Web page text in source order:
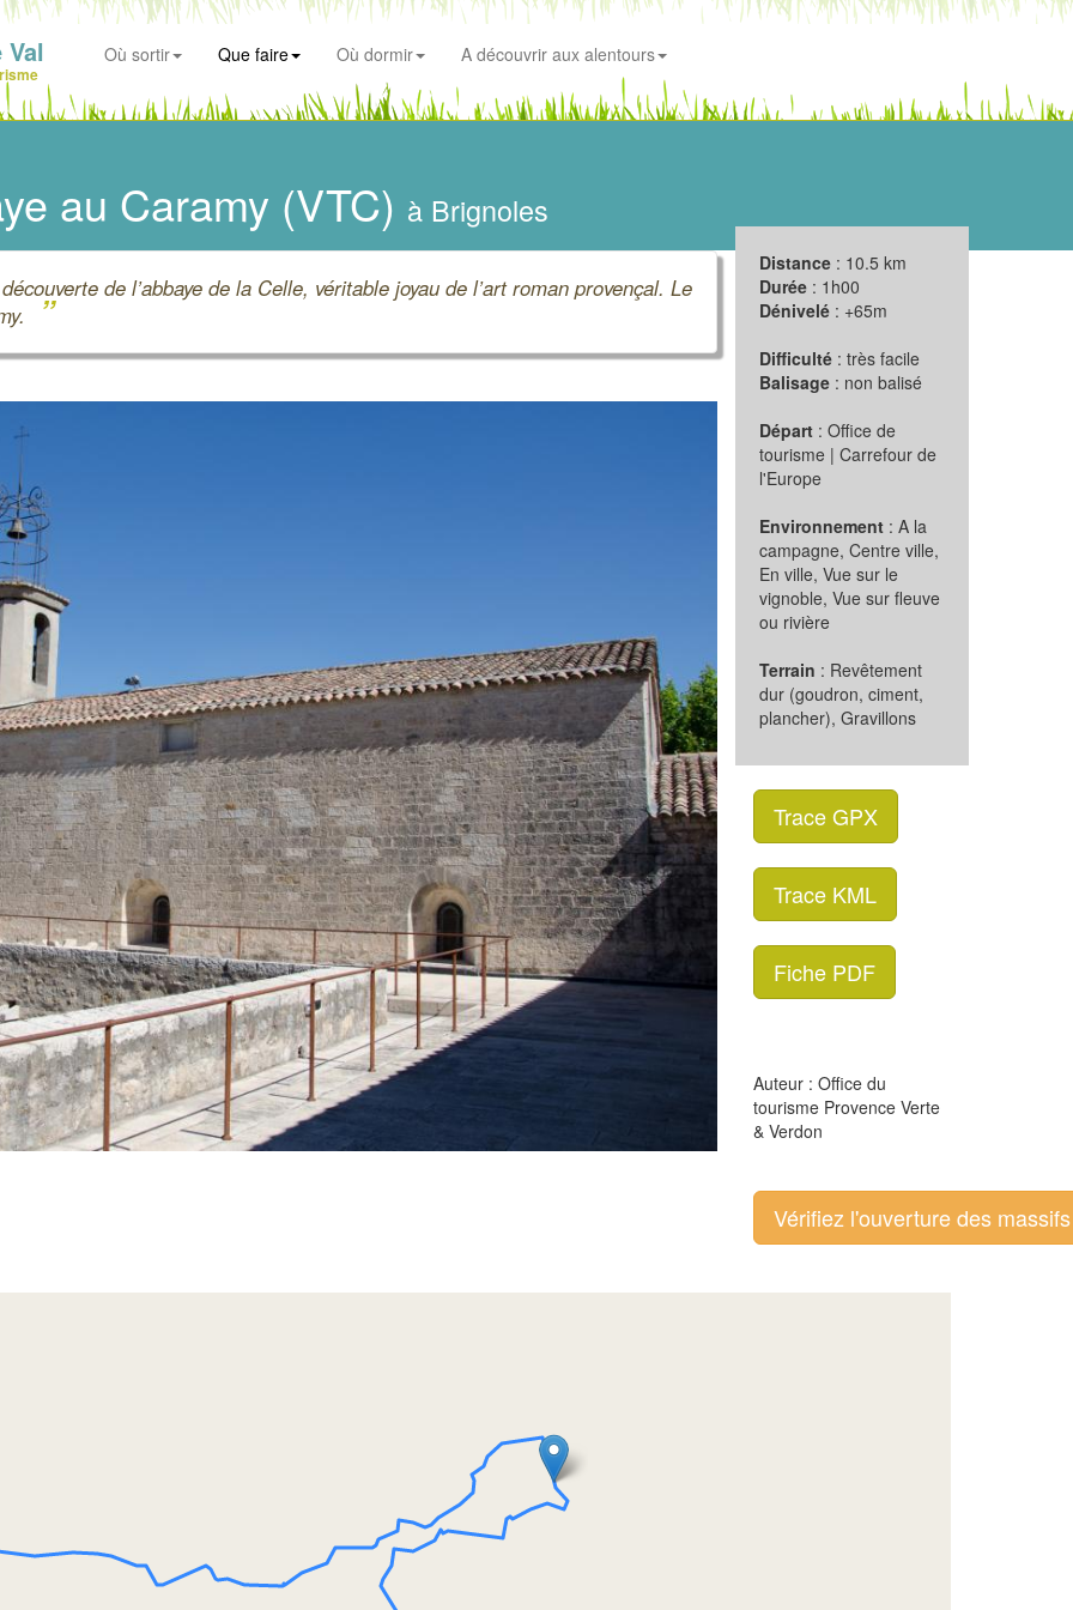
Val Où sortir Que faire Où dormir A découvrir aux alentours
au Caramy (VTC) à Brignoles
de l’abbaye de la Celle, véritable joyau de l’art roman provençal. Le
”
Distance : 10.5 km
Durée : 1h00
Dénivelé : +65m
Difficulté : très facile
Balisage : non balisé
Départ : Office de
tourisme | Carrefour de
l'Europe
Environnement : A la
campagne, Centre ville,
En ville, Vue sur le
vignoble, Vue sur fleuve
ou rivière
Terrain : Revêtement
dur (goudron, ciment,
plancher), Gravillons
Trace GPX
Trace KML
Fiche PDF
Auteur : Office du
tourisme Provence Verte
& Verdon
Vérifiez l'ouverture des massifs